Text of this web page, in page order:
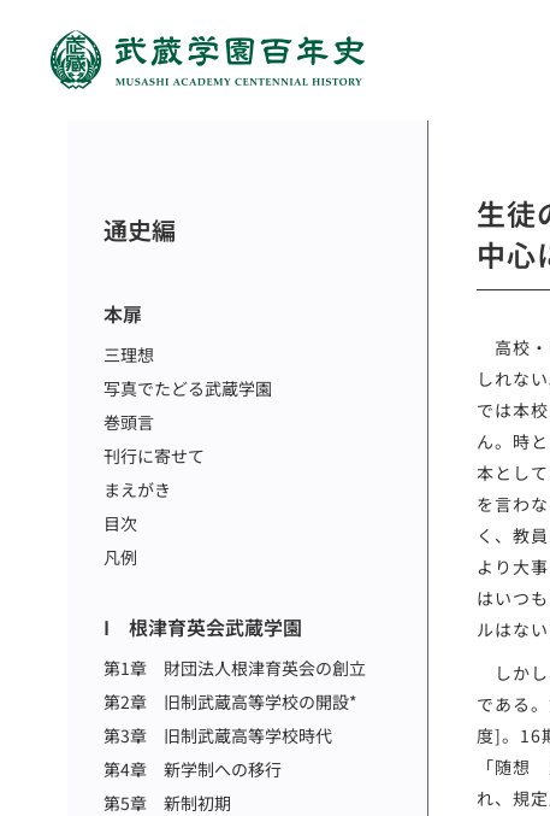
通史編
本扉
三理想
写真でたどる武蔵学園
巻頭言
刊行に寄せて
まえがき
目次
凡例
I 根津育英会武蔵学園
第1章 財団法人根津育英会の創立
第2章 旧制武蔵高等学校の開設*
第3章 旧制武蔵高等学校時代
第4章 新学制への移行
第5章 新制初期
生徒
中心
高校・
しれな
では本
ん。時
本とし
を言わ
く、教
より大
はいつ
ルはな
しかし
である
度]。16
「随想
れ、規